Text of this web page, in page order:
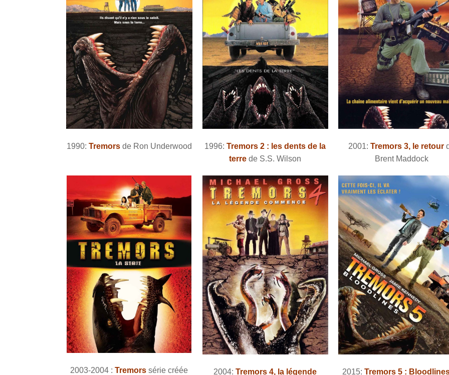
1990: Tremorsde Ron Underwood 1996:Tremors 2 : les dents de la
terre de S.S. Wilson
2001: Tremors 3, le retour
Brent Maddock
2003-2004 :Tremors série créée
2004:Tremors 4, la légende
2015: Tremors 5 :